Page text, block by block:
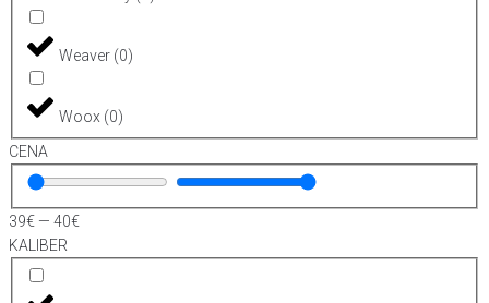
Weaver (0)
Woox (0)
CENA
39€ — 40€
KALIBER